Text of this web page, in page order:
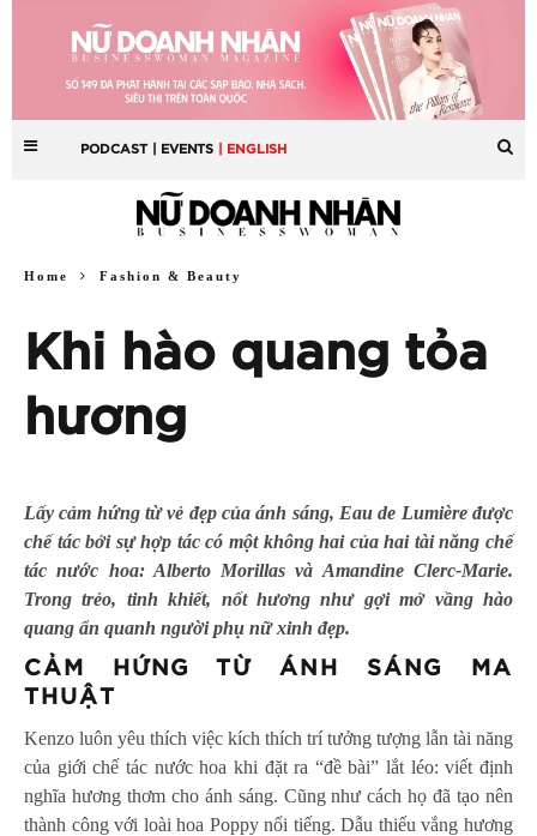
PODCAST | EVENTS | ENGLISH
Home Fashion & Beauty
Khi hào quang tỏa
hương
Lấy cảm hứng từ vẻ đẹp của ánh sáng, Eau de Lumière được
chế tác bởi sự hợp tác có một không hai của hai tài năng chế
tác nước hoa:Alberto Morillas và Amandine Clerc-Marie.
Trong trẻo, tinh khiết, nốt hương như gợi mở vầng hào
quang ẩn quanh người phụ nữ xinh đẹp.
CẢM HỨNG TỪ ÁNH SÁNG MA
THUẬT
Kenzo luôn yêu thích việc kích thích trí tưởng tượng lẫn tài năng
của giới chế tác nước hoa khi đặt ra “đề bài” lắt léo: viết định
nghĩa hương thơm cho ánh sáng. Cũng như cách họ đã tạo nên
thành công với loài hoa Poppy nổi tiếng. Dẫu thiếu vắng hương